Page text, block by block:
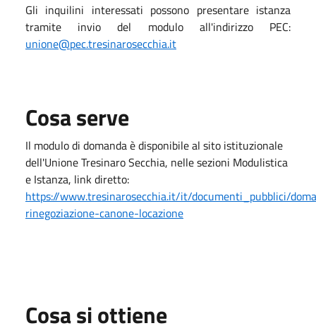
Gli inquilini interessati possono presentare istanza
tramite invio del modulo all'indirizzo PEC:
unione@pec.tresinarosecchia.it
Cosa serve
Il modulo di domanda è disponibile al sito istituzionale
dell'Unione Tresinaro Secchia, nelle sezioni Modulistica
e Istanza, link diretto:
https://www.tresinarosecchia.it/it/documenti_pubblici/
rinegoziazione-canone-locazione
Cosa si ottiene